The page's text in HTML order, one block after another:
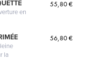
en
55,80 €
la
56,80 €